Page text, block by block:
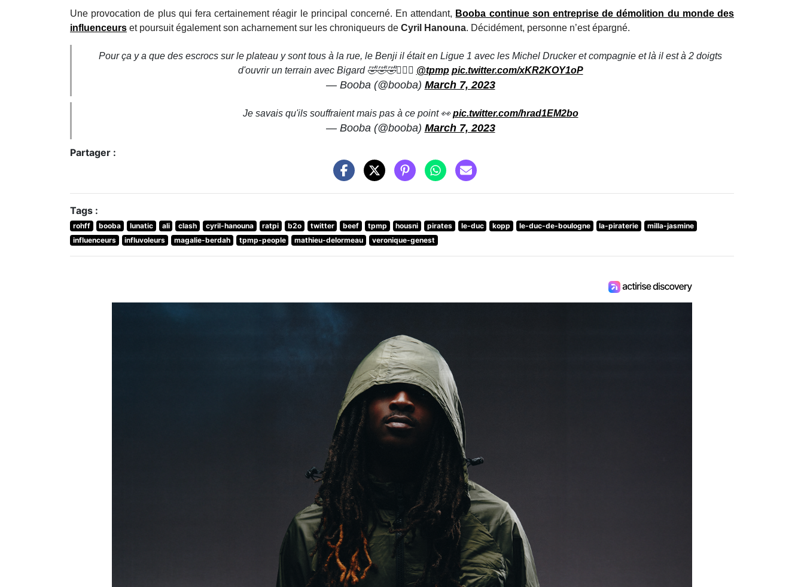
Une provocation de plus qui fera certainement réagir le principal concerné. En attendant, Booba continue son entreprise de démolition du monde des
influenceurs et poursuit également son acharnement sur les chroniqueurs de Cyril Hanouna. Décidément, personne n’est épargné.
Pour ça y a que des escrocs sur le plateau y sont tous à la rue, le Benji il était en Ligue 1 avec les Michel Drucker et compagnie et là il est à 2 doigts
d'ouvrir un terrain avec Bigard 🤣🤣🤣🤦🏽‍♂️ @tpmp pic.twitter.com/xKR2KOY1oP
— Booba (@booba) March 7, 2023
Je savais qu'ils souffraient mais pas à ce point 👀pic.twitter.com/hrad1EM2bo
— Booba (@booba) March 7, 2023
Partager :
Tags :
rohff booba lunatic ali clash cyril-hanouna ratpi b2o twitter beef tpmp housni pirates le-duc kopp le-duc-de-boulogne la-piraterie
milla-jasmine
influenceurs
influvoleurs magalie-berdah tpmp-people mathieu-delormeau veronique-genest